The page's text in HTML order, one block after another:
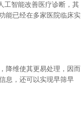
工智能改善医疗诊断，其
能已经在多家医院临床实
降维使其更易处理，因而
息，还可以实现早筛早